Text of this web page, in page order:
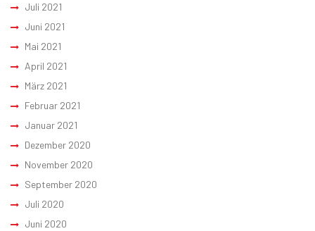
Juli 2021
Juni 2021
Mai 2021
April 2021
März 2021
Februar 2021
Januar 2021
Dezember 2020
November 2020
September 2020
Juli 2020
Juni 2020